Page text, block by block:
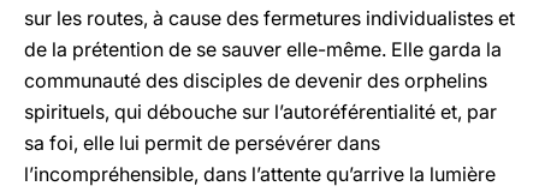
sur les routes, à cause des fermetures individualistes et
de la prétention de se sauver elle-même. Elle garda la
communauté des disciples de devenir des orphelins
spirituels, qui débouche sur l’autoréférentialité et, par
sa foi, elle lui permit de persévérer dans
l’incompréhensible, dans l’attente qu’arrive la lumière